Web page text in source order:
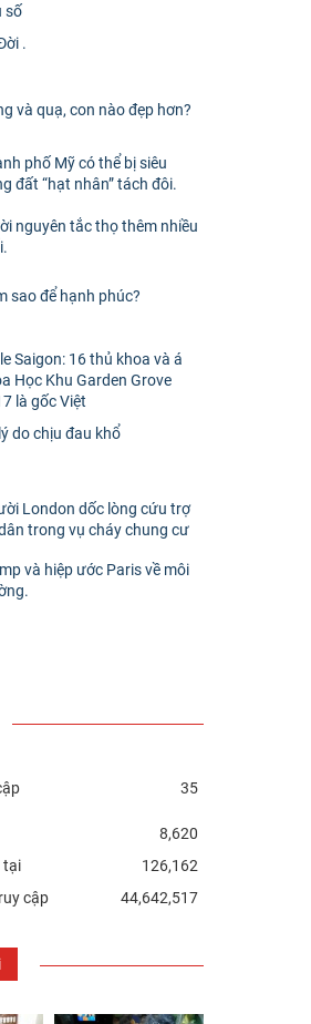
số
.
và quạ, con nào đẹp hơn?
phố Mỹ có thể bị siêu
đất “hạt nhân” tách đôi.
nguyên tắc thọ thêm nhiều
sao để hạnh phúc?
Saigon: 16 thủ khoa và á
Học Khu Garden Grove
là gốc Việt
do chịu đau khổ
London dốc lòng cứu trợ
trong vụ cháy chung cư
và hiệp ước Paris về môi
35
8,620
tại
126,162
cập
44,642,517